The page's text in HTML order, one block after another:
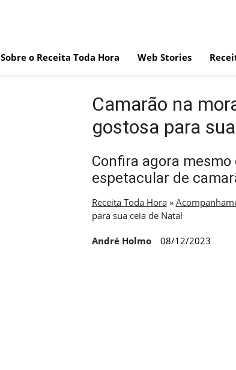
Sobre o Receita Toda Hora Web Stories
Camarão na
gostosa para
Confira agora
espetacular de
Receita Toda Hora»
para sua ceia de Natal
André Holmo 08/12/2023